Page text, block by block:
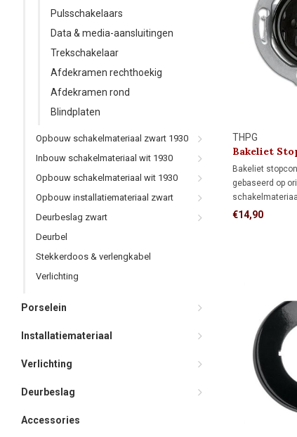
Pulsschakelaars
Data & media-aansluitingen
Trekschakelaar
Afdekramen rechthoekig
Afdekramen rond
Blindplaten
Opbouw schakelmateriaal zwart 1930
Inbouw schakelmateriaal wit 1930
Opbouw schakelmateriaal wit 1930
Opbouw installatiemateriaal zwart
Deurbeslag zwart
Deurbel
Stekkerdoos & verlengkabel
Verlichting
Porselein
Installatiemateriaal
Verlichting
Deurbeslag
Accessories
THPG
Bakeliet
Bakeliet
gebaseerd op
bakeliet en
€14,90